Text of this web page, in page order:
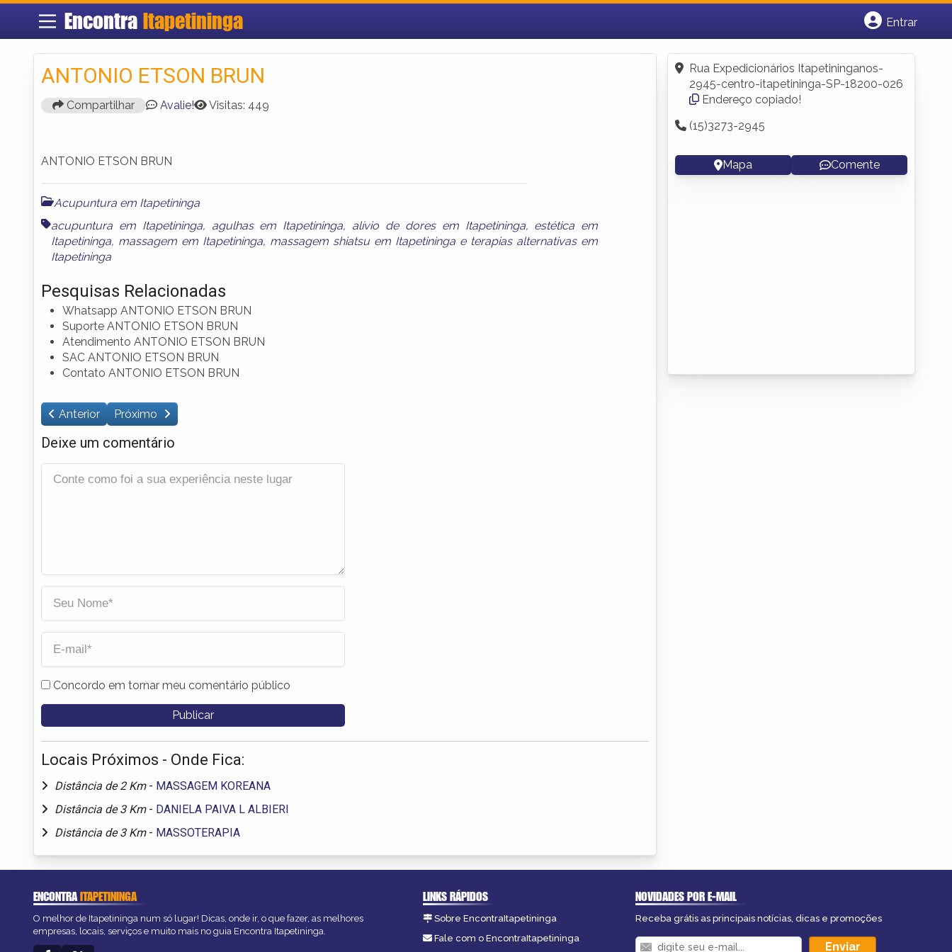
Encontra Itapetininga
Entrar
Fazer login
Criar conta
ANTONIO ETSON BRUN
Compartilhar Avalie! Visitas: 449
ANTONIO ETSON BRUN
Acupuntura em Itapetininga
acupuntura em Itapetininga, agulhas em Itapetininga, alívio de dores em Itapetininga, estética em
Itapetininga, massagem em Itapetininga, massagem shiatsu em Itapetininga e terapias alternativas em
Itapetininga
Pesquisas Relacionadas
Whatsapp ANTONIO ETSON BRUN
Suporte ANTONIO ETSON BRUN
Atendimento ANTONIO ETSON BRUN
SAC ANTONIO ETSON BRUN
Contato ANTONIO ETSON BRUN
Anterior Próximo
Deixe um comentário
Concordo em tornar meu comentário público
Locais Próximos - Onde Fica:
Distância de 2 Km - MASSAGEM KOREANA
Distância de 3 Km - DANIELA PAIVA L ALBIERI
Distância de 3 Km - MASSOTERAPIA
Rua Expedicionários Itapetininganos-
2945-centro-itapetininga-SP-18200-026
Endereço copiado!
(15)3273-2945
Mapa Comente
ENCONTRAITAPETININGA
O melhor de Itapetininga num só lugar! Dicas, onde ir, o que fazer, as melhores
empresas, locais, serviços e muito mais no guia Encontra Itapetininga.
LINKS RÁPIDOS
Sobre EncontraItapetininga
Fale com o EncontraItapetininga
NOVIDADES POR E-MAIL
Receba grátis as principais notícias, dicas e promoções